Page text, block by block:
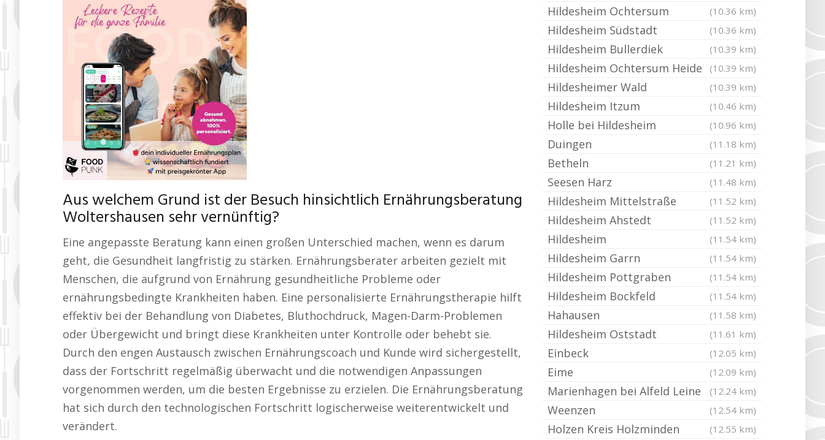
Aus welchem Grund ist der Besuch hinsichtlich Ernährungsberatung
Woltershausen sehr vernünftig?
Eine angepasste Beratung kann einen großen Unterschied machen, wenn es darum
geht, die Gesundheit langfristig zu stärken. Ernährungsberater arbeiten gezielt mit
Menschen, die aufgrund von Ernährung gesundheitliche Probleme oder
ernährungsbedingte Krankheiten haben. Eine personalisierte Ernährungstherapie hilft
effektiv bei der Behandlung von Diabetes, Bluthochdruck, Magen-Darm-Problemen
oder Übergewicht und bringt diese Krankheiten unter Kontrolle oder behebt sie.
Durch den engen Austausch zwischen Ernährungscoach und Kunde wird sichergestellt,
dass der Fortschritt regelmäßig überwacht und die notwendigen Anpassungen
vorgenommen werden, um die besten Ergebnisse zu erzielen. Die Ernährungsberatung
hat sich durch den technologischen Fortschritt logischerweise weiterentwickelt und
verändert.
Hildesheim Ochtersum (10.36 km)
Hildesheim Südstadt (10.36 km)
Hildesheim Bullerdiek (10.39 km)
Hildesheim Ochtersum Heide (10.39 km)
Hildesheimer Wald (10.39 km)
Hildesheim Itzum (10.46 km)
Holle bei Hildesheim (10.96 km)
Duingen (11.18 km)
Betheln (11.21 km)
Seesen Harz (11.48 km)
Hildesheim Mittelstraße (11.52 km)
Hildesheim Ahstedt (11.52 km)
Hildesheim (11.54 km)
Hildesheim Garrn (11.54 km)
Hildesheim Pottgraben (11.54 km)
Hildesheim Bockfeld (11.54 km)
Hahausen (11.58 km)
Hildesheim Oststadt (11.61 km)
Einbeck (12.05 km)
Eime (12.09 km)
Marienhagen bei Alfeld Leine (12.24 km)
Weenzen (12.54 km)
Holzen Kreis Holzminden (12.55 km)